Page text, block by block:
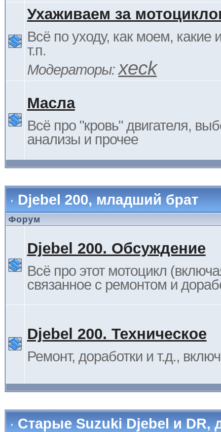
Ухаживаем за
Всё по уходу, как моем, какие
т.п.
Модераторы:xeck
Масла
Всё про "кровь" двигателя,
анализы и прочее
Djebel 200, младший брат
Форум
Djebel 200. Обсуждение
Всё про этот мотоцикл
связанное с ремонтом и
Djebel 200. Техническое
Ремонт, доработки и т.д.,
Старые Suzuki Djebel и DR,